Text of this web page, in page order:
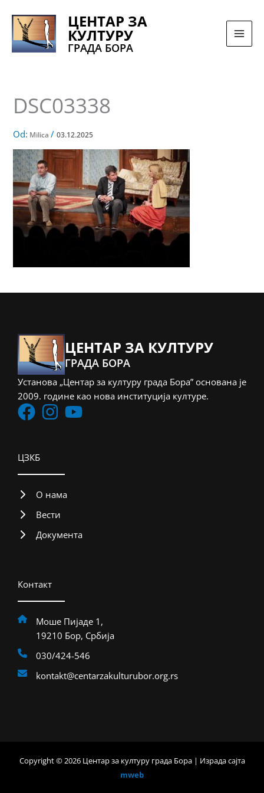
sadržaj
ЦЕНТАР ЗА
КУЛТУРУ
ГРАДА БОРА
DSC03338
Od: Milica/03.12.2025
ЦЕНТАР ЗА КУЛТУРУ
ГРАДА БОРА
Установа „Центар за културу града Бора” основана је
2009. године као нова институција културе.
ЦЗКБ
О нама
Вести
Документа
Контакт
Моше Пијаде 1,
19210 Бор, Србија
030/424-546
kontakt@centarzakulturubor.org.rs
Copyright © 2026 Центар за културу града Бора | Израда сајта
mweb